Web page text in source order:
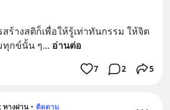
ร้างสติก็เพื่อให้รู้เท่าทันกรรม ให้จิต
ทุกข์นั้น ๆ... อ่านต่อ
7 2 5
ทางผ่าน • ติดตาม